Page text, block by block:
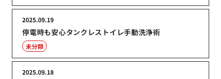
停電時も安心タンクレストイレ手動洗浄術
2025.09.19
未分類
2025.09.18